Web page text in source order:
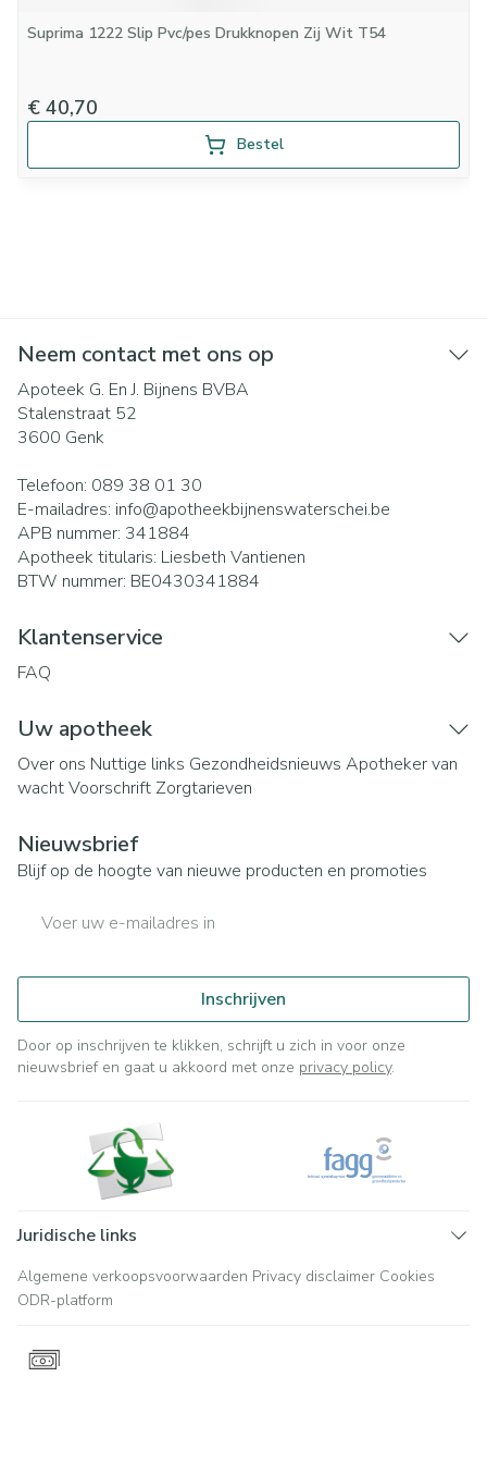
Suprima 1222 Slip Pvc/pes Drukknopen Zij Wit T54
€ 40,70
Bestel
Neem contact met ons op
Apoteek G. En J. Bijnens BVBA
Stalenstraat 52
3600 Genk
Telefoon: 089 38 01 30
E-mailadres: info@apotheekbijnenswaterschei.be
APB nummer: 341884
Apotheek titularis: Liesbeth Vantienen
BTW nummer: BE0430341884
Klantenservice
FAQ
Uw apotheek
Over ons Nuttige links Gezondheidsnieuws Apotheker van
wachtVoorschrift Zorgtarieven
Nieuwsbrief
Blijf op de hoogte van nieuwe producten en promoties
Inschrijven
Door op inschrijven te klikken, schrijft u zich in voor onze
nieuwsbrief en gaat u akkoord met onze privacy policy.
Juridische links
Algemene verkoopsvoorwaarden Privacy disclaimer Cookies
ODR-platform